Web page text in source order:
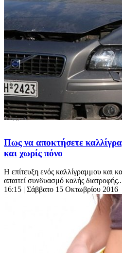
Πως να αποκτήσετε
και χωρίς πόνο
Η επίτευξη ενός καλλίγραμμου και
απαιτεί συνδυασμό καλής
16:15 | Σάββατο 15 Οκτωβρίου 2016